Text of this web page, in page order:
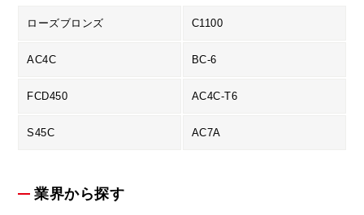
ローズブロンズ C1100
AC4C BC-6
FCD450 AC4C-T6
S45C AC7A
業界から探す